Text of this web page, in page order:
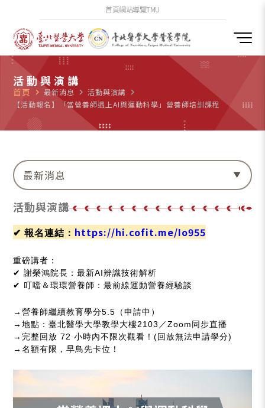
首頁網站導覽TMU
活動與演講
首頁 navigate_next 最新消息 navigate_next 活動與演講 navigate_next
【活動報名】「當營養師遇上AI與運動科學」營養師培訓課程
最新消息
活動與演講
✔ 報名連結： https://hi.cofit.me/Io955
重磅講者：
✔ 謝榮鴻院長：最新AI辨識技術解析
✔ 叮噹＆環環營養師：最前線運動營養經驗談
→營養師繼續教育學分5.5（申請中）
→地點：臺北醫學大學教學大樓2103／Zoom同步直播
→完整回放 72 小時內不限次觀看！(回放無法申請學分)
→名額有限，早鳥先卡位！